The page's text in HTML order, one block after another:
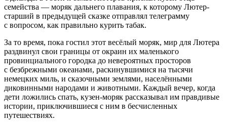
семейства — моряк дальнего плавания, к которому Лютер-
старший в предыдущей сказке отправлял телеграмму
с вопросом, как правильно курить табак.
За то время, пока гостил этот весёлый моряк, мир для Лютера
раздвинул свои границы от окраин их маленького
провинциального городка до невероятных просторов
с безбрежными океанами, раскинувшимися на тысячи
немецких миль, и сказочными землями, населёнными
диковинными народами и животными. Каждый вечер, когда
дети ложились спать, кузен-моряк рассказывал им правдивые
истории, приключившиеся с ним в бесчисленных
путешествиях.